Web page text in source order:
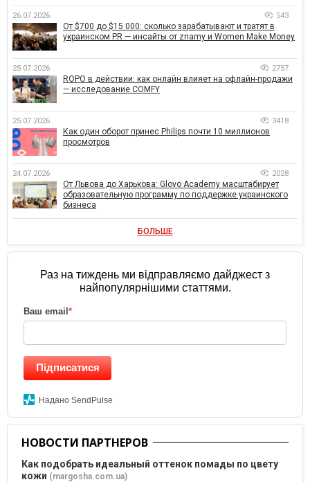
26.07.2026 543
От $700 до $15 000: сколько зарабатывают и тратят в
украинском PR — инсайты от znamy и Women Make Money
25.07.2026 2757
ROPO в действии: как онлайн влияет на офлайн-продажи
— исследование COMFY
25.07.2026 3418
Как один оборот принес Philips почти 10 миллионов
просмотров
24.07.2026 2028
От Львова до Харькова: Glovo Academy масштабирует
образовательную программу по поддержке украинского
бизнеса
БОЛЬШЕ
Раз на тиждень ми відправляємо дайджест з
найпопулярнішими статтями.
Ваш email*
Підписатися
Надано SendPulse
НОВОСТИ ПАРТНЕРОВ
Как подобрать идеальный оттенок помады по цвету
кожи (margosha.com.ua)